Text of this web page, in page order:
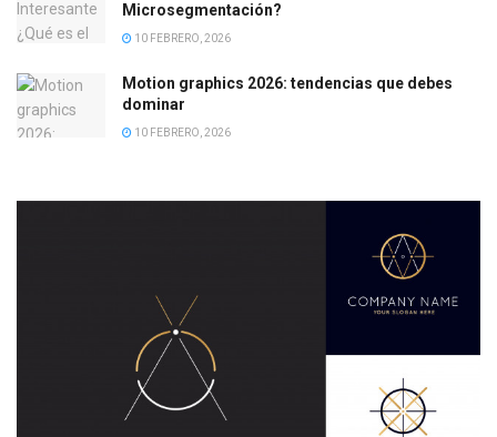
Microsegmentación?
10 FEBRERO, 2026
Motion graphics 2026: tendencias que debes
dominar
10 FEBRERO, 2026